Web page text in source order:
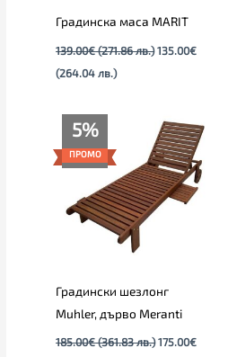
Градинска маса MARIT
139.00€ (271.86 лв.) 135.00€
(264.04 лв.)
5%
ПРОМО
Градински шезлонг
Muhler, дърво Meranti
185.00€ (361.83 лв.)
Original
price
was:
185.00€
(361.83
лв.).
175.00€
Текущата
е:
175.00€
(342.27
лв.).